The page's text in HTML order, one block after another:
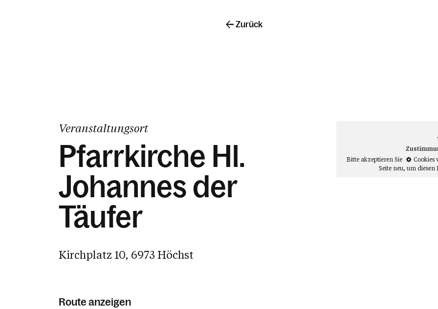
Zurück
Veranstaltungsort
Pfarrkirche Hl.
Johannes der
Täufer
Kirchplatz 10, 6973 Höchst
Route anzeigen
Bitte akzeptieren Sie
Cookies
Seite neu, um diesen